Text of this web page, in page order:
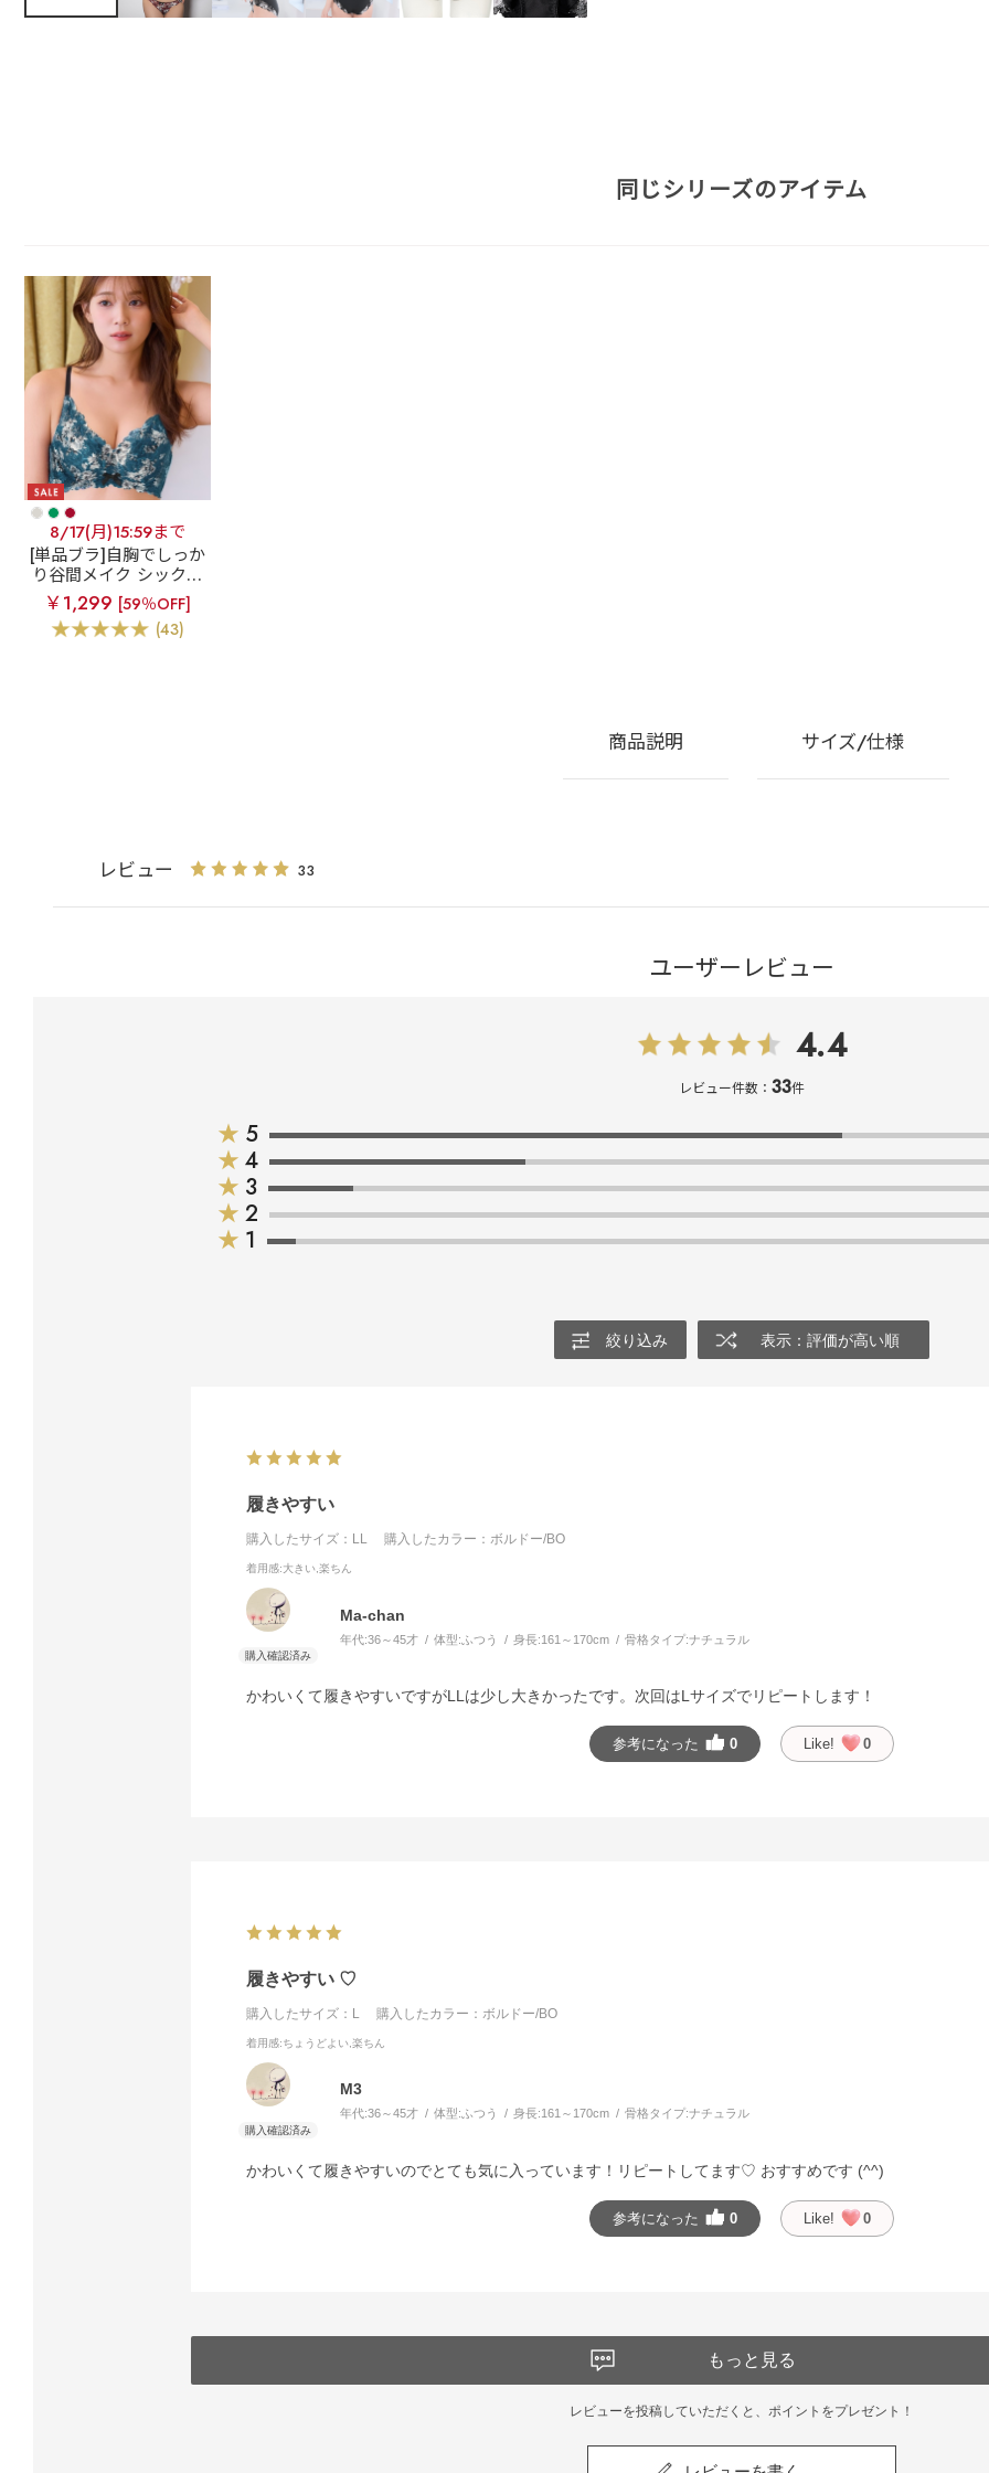
同じシリーズのアイテム
8/17(月)15:59まで
[単品ブラ]自胸でしっか
り谷間メイク シックな
フラワープリントが登
モノトーンフラワ
ー カシュクールレース
￥1,299 [59％OFF]
(43)
商品説明 サイズ/仕様
レビュー 33
ユーザーレビュー
4.4
レビュー件数： 33件
★ 5
★ 4
★ 3
★ 2
★ 1
絞り込み 表示：評価が高い順
履きやすい
購入したサイズ：LL 購入したカラー：ボルドー/BO
着用感:大きい,楽ちん
Ma-chan
年代:36～45才 体型: ふつう 身長:161～170cm 骨格タイプ:ナチュラル
かわいくて履きやすいですがLLは少し大きかったです。次回はLサイズでリピートします！
参考になった 0 Like! 0
履きやすい ♡
購入したサイズ：L 購入したカラー：ボルドー/BO
着用感:ちょうどよい,楽ちん
M3
年代:36～45才 体型:ふつう 身長:161～170cm 骨格タイプ:ナチュラル
かわいくて履きやすいのでとても気に入っています！リピートしてます♡ おすすめです (^^)
参考になった 0 Like! 0
もっと見る
レビューを投稿していただくと、ポイントをプレゼント！